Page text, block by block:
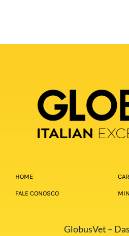
HOME
FALE CONOSCO
GlobusVet –